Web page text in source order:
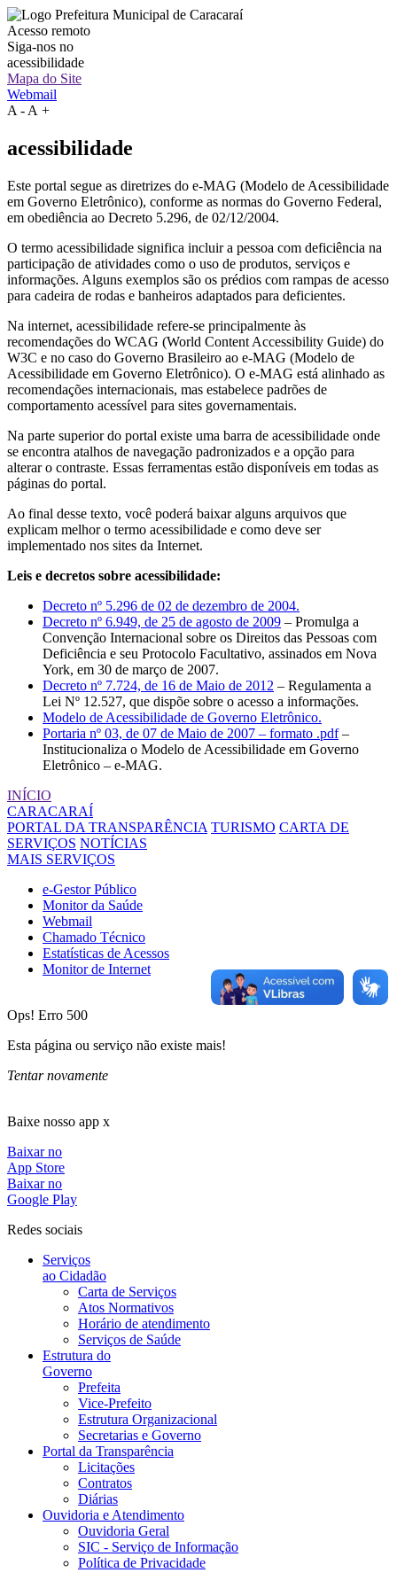
Acesso remoto
Siga-nos no
acessibilidade
Mapa do Site
Webmail
A - A +
acessibilidade
Este portal segue as diretrizes do e-MAG (Modelo de Acessibilidade
em Governo Eletrônico), conforme as normas do Governo Federal,
em obediência ao Decreto 5.296, de 02/12/2004.
O termo acessibilidade significa incluir a pessoa com deficiência na
participação de atividades como o uso de produtos, serviços e
informações. Alguns exemplos são os prédios com rampas de acesso
para cadeira de rodas e banheiros adaptados para deficientes.
Na internet, acessibilidade refere-se principalmente às
recomendações do WCAG (World Content Accessibility Guide) do
W3C e no caso do Governo Brasileiro ao e-MAG (Modelo de
Acessibilidade em Governo Eletrônico). O e-MAG está alinhado as
recomendações internacionais, mas estabelece padrões de
comportamento acessível para sites governamentais.
Na parte superior do portal existe uma barra de acessibilidade onde
se encontra atalhos de navegação padronizados e a opção para
alterar o contraste. Essas ferramentas estão disponíveis em todas as
páginas do portal.
Ao final desse texto, você poderá baixar alguns arquivos que
explicam melhor o termo acessibilidade e como deve ser
implementado nos sites da Internet.
Leis e decretos sobre acessibilidade:
Decreto nº 5.296 de 02 de dezembro de 2004.
Decreto nº 6.949, de 25 de agosto de 2009 – Promulga a
Convenção Internacional sobre os Direitos das Pessoas com
Deficiência e seu Protocolo Facultativo, assinados em Nova
York, em 30 de março de 2007.
Decreto nº 7.724, de 16 de Maio de 2012 – Regulamenta a
Lei Nº 12.527, que dispõe sobre o acesso a informações.
Modelo de Acessibilidade de Governo Eletrônico.
Portaria nº 03, de 07 de Maio de 2007 – formato .pdf–
Institucionaliza o Modelo de Acessibilidade em Governo
Eletrônico – e-MAG.
INÍCIO
CARACARAÍ
PORTAL DA TRANSPARÊNCIA TURISMO CARTA DE
SERVIÇOS NOTÍCIAS
MAIS SERVIÇOS
e-Gestor Público
Monitor da Saúde
Webmail
Chamado Técnico
Estatísticas de Acessos
Monitor de Internet
Ops! Erro 500
Esta página ou serviço não existe mais!
Tentar novamente
Baixe nosso app x
Baixar no
App Store
Baixar no
Google Play
Redes sociais
Serviços
ao Cidadão
Carta de Serviços
Atos Normativos
Horário de atendimento
Serviços de Saúde
Estrutura do
Governo
Prefeita
Vice-Prefeito
Estrutura Organizacional
Secretarias e Governo
Portal da Transparência
Licitações
Contratos
Diárias
Ouvidoria e Atendimento
Ouvidoria Geral
SIC - Serviço de Informação
Política de Privacidade